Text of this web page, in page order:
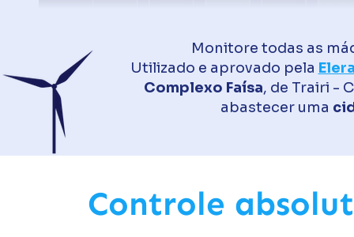
Monitore todas as
Utilizado e aprovado pela
Complexo Faísa, de Trairi -
abastecer uma
Controle